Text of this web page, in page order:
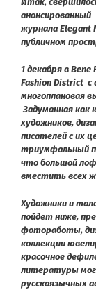
журнала Elegant
публичном
1 декабря в
Fashion District с
многоплановая
Задуманная как
художников,
писателей с их
триумфальный
что большой
вместить всех
Художники и
пойдет ниже,
фотоработы,
коллекции
красочное
литературы
русскоязычных